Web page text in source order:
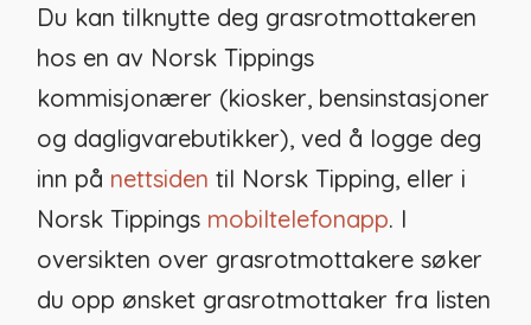
Du kan tilknytte deg grasrotmottakeren
hos en av Norsk Tippings
kommisjonærer (kiosker, bensinstasjoner
og dagligvarebutikker), ved å logge deg
inn på nettsiden til Norsk Tipping, eller i
Norsk Tippings mobiltelefonapp. I
oversikten over grasrotmottakere søker
du opp ønsket grasrotmottaker fra listen